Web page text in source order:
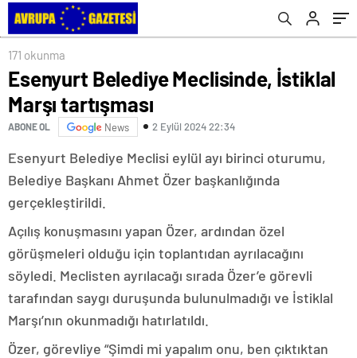
171 okunma
Esenyurt Belediye Meclisinde, İstiklal
Marşı tartışması
ABONE OL News 2 Eylül 2024 22:34
​​​​​​​Esenyurt Belediye Meclisi eylül ayı birinci oturumu,
Belediye Başkanı Ahmet Özer başkanlığında
gerçekleştirildi.
Açılış konuşmasını yapan Özer, ardından özel
görüşmeleri olduğu için toplantıdan ayrılacağını
söyledi. Meclisten ayrılacağı sırada Özer’e görevli
tarafından saygı duruşunda bulunulmadığı ve İstiklal
Marşı’nın okunmadığı hatırlatıldı.
Özer, görevliye “Şimdi mi yapalım onu, ben çıktıktan